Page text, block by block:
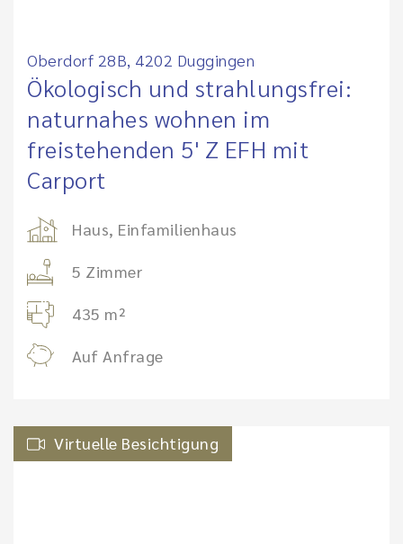
Oberdorf 28B, 4202 Duggingen
Ökologisch und strahlungsfrei:
naturnahes wohnen im
freistehenden 5' Z EFH mit
Carport
Haus, Einfamilienhaus
5 Zimmer
435 m²
Auf Anfrage
Virtuelle Besichtigung